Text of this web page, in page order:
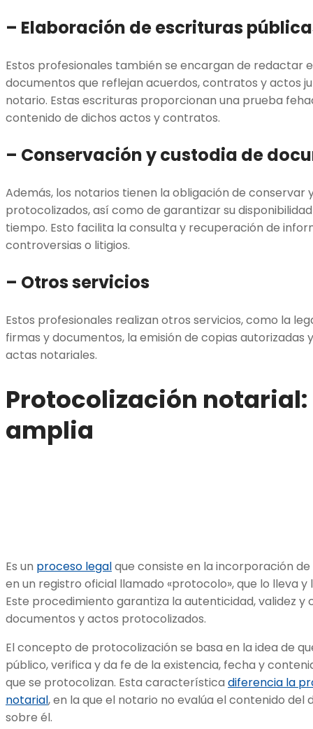
– Elaboración de escrituras
Estos profesionales también se encargan de redactar
documentos que reflejan acuerdos, contratos y actos
notario. Estas escrituras proporcionan una prueba
contenido de dichos actos y contratos.
– Conservación y custodia de
Además, los notarios tienen la obligación de conservar
protocolizados, así como de garantizar su
tiempo. Esto facilita la consulta y recuperación de
controversias o litigios.
– Otros servicios
Estos profesionales realizan otros servicios, como la
firmas y documentos, la emisión de copias autorizadas
actas notariales.
Protocolización
amplia
Es un proceso legalque consiste en la incorporación
en un registro oficial llamado «protocolo», que lo lleva
Este procedimiento garantiza la autenticidad, validez y
documentos y actos protocolizados.
El concepto de protocolización se basa en la idea de
público, verifica y da fe de la existencia, fecha y
que se protocolizan. Esta característica diferencia la
notarial, en la que el notario no evalúa el contenido del
sobre él.